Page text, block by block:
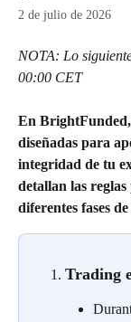
2 de julio de 2026
NOTA: Lo
00:00 CET
En
diseñadas para
integridad de tu
detallan las
diferentes fases
Trading